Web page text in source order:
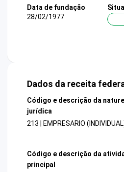
Data de fundação
28/02/1977
Dados da receita
Código e descrição da
jurídica
213 | EMPRESARIO
Código e descrição da
principal